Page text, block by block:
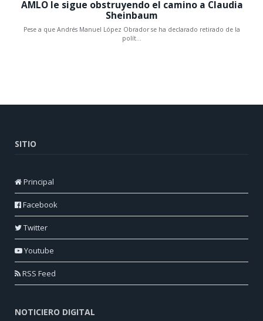
SITIO
Principal
Facebook
Twitter
Youtube
RSS Feed
NOTICIERO DIGITAL